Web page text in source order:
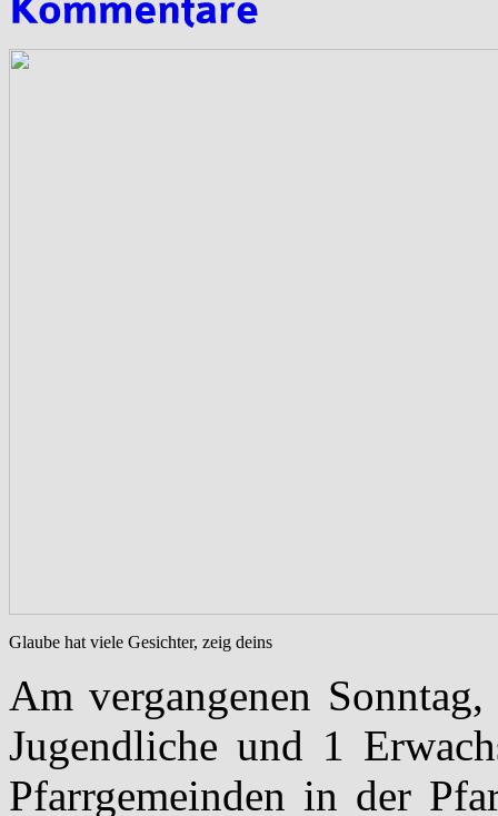
Glaube hat viele Gesichter, zeig deins
Am vergangenen
Jugendliche und 1
Pfarrgemeinden in der